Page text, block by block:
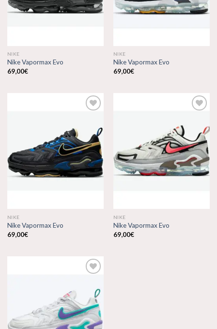
NIKE
Nike Vapormax Evo
69,00€
NIKE
Nike Vapormax Evo
69,00€
Añadir
a la
lista de
deseos
NIKE
Nike Vapormax Evo
69,00€
Añadir
a la
lista de
deseos
NIKE
Nike Vapormax Evo
69,00€
Añadir
a la
lista de
deseos